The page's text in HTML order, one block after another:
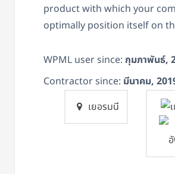
product with which your
optimally position itself on
WPML user since: กุมภาพันธ์,
Contractor since: มีนาคม,
เยอรมนี